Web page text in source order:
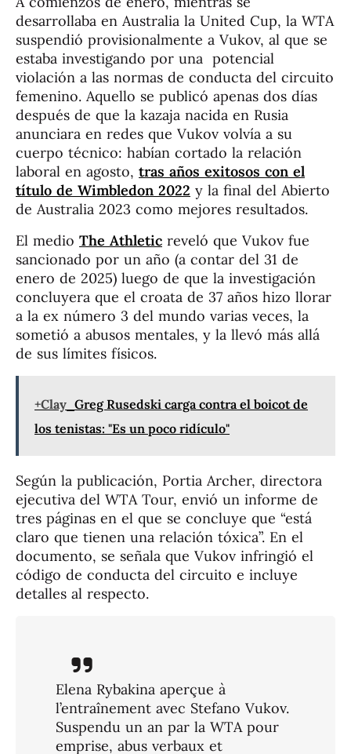
desarrollaba en Australia la United Cup, la WTA
suspendió provisionalmente a Vukov, al que se
estaba investigando por una potencial
violación a las normas de conducta del circuito
femenino. Aquello se publicó apenas dos días
después de que la kazaja nacida en Rusia
anunciara en redes que Vukov volvía a su
cuerpo técnico: habían cortado la relación
laboral en agosto, tras años exitosos con el
título de Wimbledon 2022 y la final del Abierto
de Australia 2023 como mejores resultados.
El medio The Athletic reveló que Vukov fue
sancionado por un año (a contar del 31 de
enero de 2025) luego de que la investigación
concluyera que el croata de 37 años hizo llorar
a la ex número 3 del mundo varias veces, la
sometió a abusos mentales, y la llevó más allá
de sus límites físicos.
+Clay Greg Rusedski carga contra el boicot de
los tenistas: "Es un poco ridículo"
Según la publicación, Portia Archer, directora
ejecutiva del WTA Tour, envió un informe de
tres páginas en el que se concluye que “está
claro que tienen una relación tóxica”. En el
documento, se señala que Vukov infringió el
código de conducta del circuito e incluye
detalles al respecto.
Elena Rybakina aperçue à
l’entraînement avec Stefano Vukov.
Suspendu un an par la WTA pour
emprise, abus verbaux et